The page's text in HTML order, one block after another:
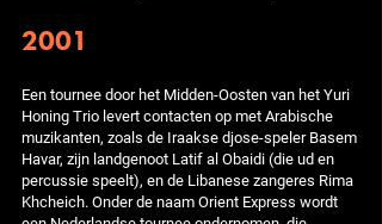
2001
Een tournee door het Midden-Oosten van het Yuri
Honing Trio levert contacten op met Arabische
muzikanten, zoals de Iraakse djose-speler Basem
Havar, zijn landgenoot Latif al Obaidi (die ud en
percussie speelt), en de Libanese zangeres Rima
Khcheich. Onder de naam Orient Express wordt